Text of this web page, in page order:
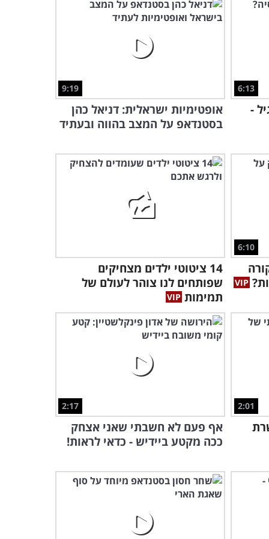
6:36
אבי קושניר רוצה להציל את
איש המערות - מופע מצחיק!
הצחקתם אותו - אבנר דן
בסטנדאפ של שיכורים!
איזה נוף - אבנר דן בקומדיה
של טעויות!
6:13
-
9:19
אופטימיות ישראלית: דניאל כהן
בסטנדאפ על המצב בהווה ובעתיד
6:10
14 ציטוטי ילדים מצחיקים
שפותחים לנו צוהר לעולם של
תמימות
2:01
2:17
אף פעם לא חשבתי שאני אצחק
ככה מקטע ביידיש - כדאי לראות!